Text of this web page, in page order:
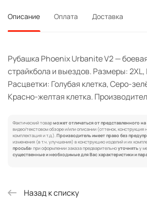
Описание Оплата Доставка
Рубашка Phoenix Urbanite V2 —
страйкбола и выездов. Размеры: 2XL,
Расцветки: Голубая клетка, Серо-
Красно-желтая клетка.
Фактический товарможет отличаться от представленного
видео/текстовом обзоре и/или описании (оттенок, конструкция
комплектация и т.д.).Производитель имеет право без
изменения (в т.ч. улучшения) в конструкцию изделий и их
просьба: при оформлении заказа предварительноуточнятьу
существенные и необходимые для Вас характеристики и
Назад к списку